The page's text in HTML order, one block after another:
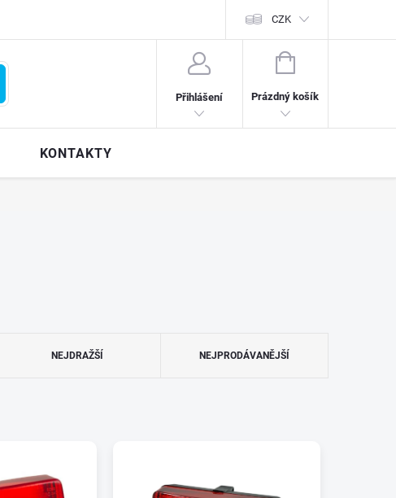
CZK
Přihlášení
NÁKUPNÍ
Prázdný košík
KONTAKTY
NEJDRAŽŠÍ NEJPRODÁVANĚJŠÍ